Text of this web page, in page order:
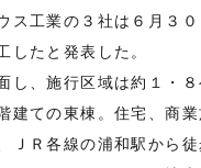
ス工業の３社は６月３
したと発表した。
、施行区域は約１・
建ての東棟。住宅、商
ＪＲ各線の浦和駅から